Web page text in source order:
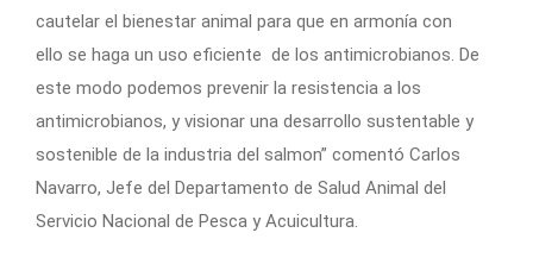
cautelar el bienestar animal para que en armonía con
ello se haga un uso eficiente de los antimicrobianos. De
este modo podemos prevenir la resistencia a los
antimicrobianos, y visionar una desarrollo sustentable y
sostenible de la industria del salmon” comentó Carlos
Navarro, Jefe del Departamento de Salud Animal del
Servicio Nacional de Pesca y Acuicultura.